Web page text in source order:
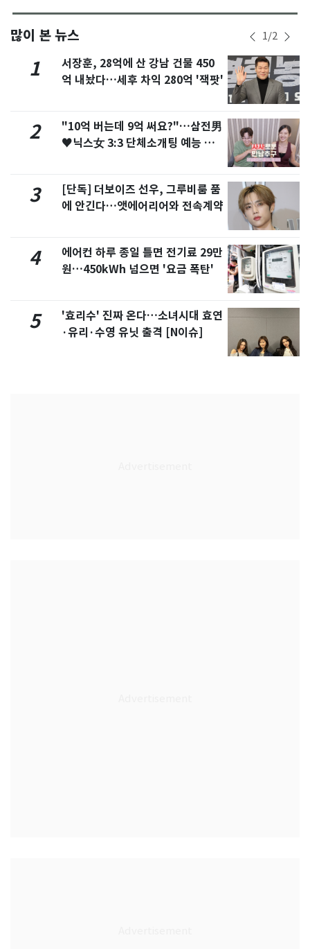
많이 본 뉴스 1/2
1
서장훈, 28억에 산 강남 건물 450
억 내놨다…세후 차익 280억 '잭팟'
2
"10억 버는데 9억 써요?"…삼전男
♥닉스女 3:3 단체소개팅 예능 화
3
[단독] 더보이즈 선우, 그루비룸 품
에 안긴다…앳에어리어와 전속계약
4
에어컨 하루 종일 틀면 전기료 29만
원…450kWh 넘으면 '요금 폭탄'
5
'효리수' 진짜 온다…소녀시대 효연
·유리·수영 유닛 출격 [N이슈]